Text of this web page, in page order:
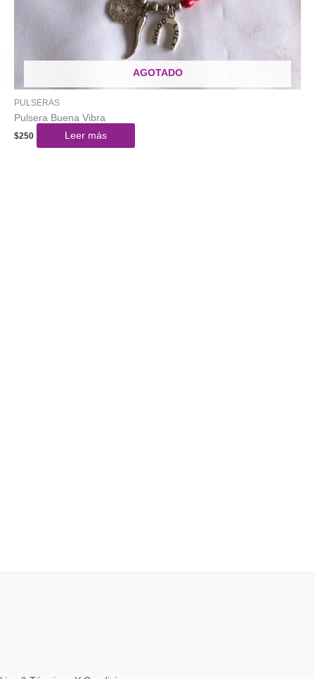
AGOTADO
PULSERAS
Pulsera Buena Vibra
$250 Leer más